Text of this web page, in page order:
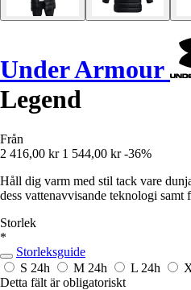
Under Armour
Legend
Från
2 416,00 kr 1 544,00 kr -36%
Håll dig varm med stil tack vare
dess vattenavvisande teknologi
Storlek
*
Storleksguide
S 24h M 24h L 24h
Detta fält är obligatoriskt